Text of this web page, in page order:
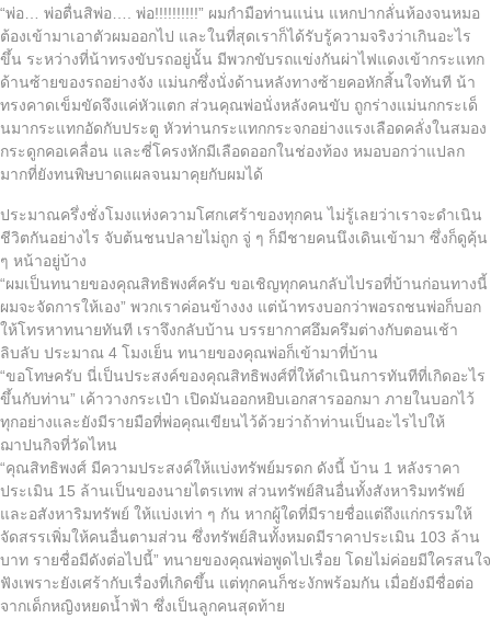
“พ่อ… พ่อตื่นสิพ่อ…. พ่อ!!!!!!!!!!” ผมกำมือท่านแน่น แหกปากลั่นห้องจนหมอ
ต้องเข้ามาเอาตัวผมออกไป และในที่สุดเราก็ได้รับรู้ความจริงว่าเกินอะไร
ขึ้น ระหว่างที่น้าทรงขับรถอยู่นั้น มีพวกขับรถแข่งกันผ่าไฟแดงเข้ากระแทก
ด้านซ้ายของรถอย่างจัง แม่นกซึ่งนั่งด้านหลังทางซ้ายคอหักสิ้นใจทันที น้า
ทรงคาดเข็มขัดจึงแค่หัวแตก ส่วนคุณพ่อนั่งหลังคนขับ ถูกร่างแม่นกกระเด็
นมากระแทกอัดกับประตู หัวท่านกระแทกกระจกอย่างแรงเลือดคลั่งในสมอง
กระดูกคอเคลื่อน และซี่โครงหักมีเลือดออกในช่องท้อง หมอบอกว่าแปลก
มากที่ยังทนพิษบาดแผลจนมาคุยกับผมได้
ประมาณครึ่งชั่งโมงแห่งความโศกเศร้าของทุกคน ไม่รู้เลยว่าเราจะดำเนิน
ชีวิตกันอย่างไร จับต้นชนปลายไม่ถูก จู่ ๆ ก็มีชายคนนึงเดินเข้ามา ซึ่งก็ดูคุ้น
ๆ หน้าอยู่บ้าง
“ผมเป็นทนายของคุณสิทธิพงศ์ครับ ขอเชิญทุกคนกลับไปรอที่บ้านก่อนทางนี้
ผมจะจัดการให้เอง” พวกเราค่อนข้างงง แต่น้าทรงบอกว่าพอรถชนพ่อก็บอก
ให้โทรหาทนายทันที เราจึงกลับบ้าน บรรยากาศอึมครึมต่างกับตอนเช้า
ลิบลับ ประมาณ 4 โมงเย็น ทนายของคุณพ่อก็เข้ามาที่บ้าน
“ขอโทษครับ นี่เป็นประสงค์ของคุณสิทธิพงศ์ที่ให้ดำเนินการทันทีที่เกิดอะไร
ขึ้นกับท่าน” เค้าวางกระเป๋า เปิดมันออกหยิบเอกสารออกมา ภายในบอกไว้
ทุกอย่างและยังมีรายมือที่พ่อคุณเขียนไว้ด้วยว่าถ้าท่านเป็นอะไรไปให้
ฌาปนกิจที่วัดไหน
“คุณสิทธิพงศ์ มีความประสงค์ให้แบ่งทรัพย์มรดก ดังนี้ บ้าน 1 หลังราคา
ประเมิน 15 ล้านเป็นของนายไตรเทพ ส่วนทรัพย์สินอื่นทั้งสังหาริมทรัพย์
และอสังหาริมทรัพย์ ให้แบ่งเท่า ๆ กัน หากผู้ใดที่มีรายชื่อแต่ถึงแก่กรรมให้
จัดสรรเพิ่มให้คนอื่นตามส่วน ซึ่งทรัพย์สินทั้งหมดมีราคาประเมิน 103 ล้าน
บาท รายชื่อมีดังต่อไปนี้” ทนายของคุณพ่อพูดไปเรื่อย โดยไม่ค่อยมีใครสนใจ
ฟังเพราะยังเศร้ากับเรื่องที่เกิดขึ้น แต่ทุกคนก็ชะงักพร้อมกัน เมื่อยังมีชื่อต่อ
จากเด็กหญิงหยดน้ำฟ้า ซึ่งเป็นลูกคนสุดท้าย